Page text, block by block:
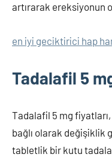
artırarak ereksiyonun
en iyi geciktirici hap
Tadalafil 5
Tadalafil 5 mg fiyatları,
bağlı olarak değişiklik
tabletlik bir kutu